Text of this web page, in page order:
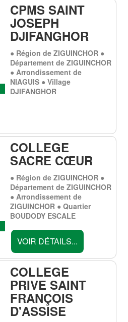
CPMS SAINT
JOSEPH
DJIFANGHOR
● Région de ZIGUINCHOR ●
Département de ZIGUINCHOR
● Arrondissement de
NIAGUIS ● Village
DJIFANGHOR
COLLEGE
SACRE CŒUR
● Région de ZIGUINCHOR ●
Département de ZIGUINCHOR
● Arrondissement de
ZIGUINCHOR ● Quartier
BOUDODY ESCALE
VOIR DÉTAILS...
COLLEGE
PRIVE SAINT
FRANÇOIS
D'ASSISE